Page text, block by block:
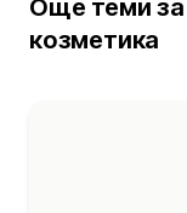
Още теми за
козметика